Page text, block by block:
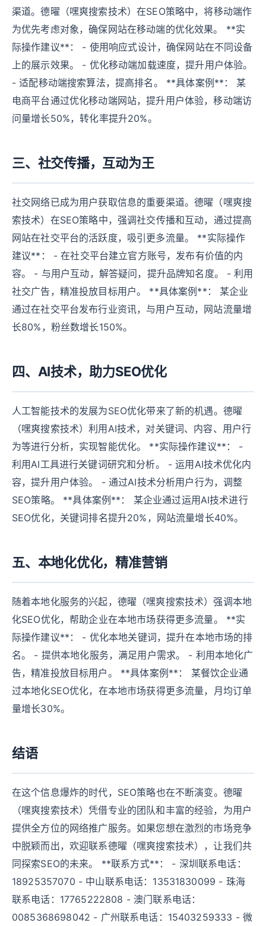
渠道。德曜（嘿爽搜索技术）在SEO策略中，将移动端作
为优先考虑对象，确保网站在移动端的优化效果。 **实
际操作建议**： - 使用响应式设计，确保网站在不同设备
上的展示效果。 - 优化移动端加载速度，提升用户体验。
- 适配移动端搜索算法，提高排名。 **具体案例**： 某
电商平台通过优化移动端网站，提升用户体验，移动端访
问量增长50%，转化率提升20%。
三、社交传播，互动为王
社交网络已成为用户获取信息的重要渠道。德曜（嘿爽搜
索技术）在SEO策略中，强调社交传播和互动，通过提高
网站在社交平台的活跃度，吸引更多流量。 **实际操作
建议**： - 在社交平台建立官方账号，发布有价值的内
容。 - 与用户互动，解答疑问，提升品牌知名度。 - 利用
社交广告，精准投放目标用户。 **具体案例**： 某企业
通过在社交平台发布行业资讯，与用户互动，网站流量增
长80%，粉丝数增长150%。
四、AI技术，助力SEO优化
人工智能技术的发展为SEO优化带来了新的机遇。德曜
（嘿爽搜索技术）利用AI技术，对关键词、内容、用户行
为等进行分析，实现智能优化。 **实际操作建议**： -
利用AI工具进行关键词研究和分析。 - 运用AI技术优化内
容，提升用户体验。 - 通过AI技术分析用户行为，调整
SEO策略。 **具体案例**： 某企业通过运用AI技术进行
SEO优化，关键词排名提升20%，网站流量增长40%。
五、本地化优化，精准营销
随着本地化服务的兴起，德曜（嘿爽搜索技术）强调本地
化SEO优化，帮助企业在本地市场获得更多流量。 **实
际操作建议**： - 优化本地关键词，提升在本地市场的排
名。 - 提供本地化服务，满足用户需求。 - 利用本地化广
告，精准投放目标用户。 **具体案例**： 某餐饮企业通
过本地化SEO优化，在本地市场获得更多流量，月均订单
量增长30%。
结语
在这个信息爆炸的时代，SEO策略也在不断演变。德曜
（嘿爽搜索技术）凭借专业的团队和丰富的经验，为用户
提供全方位的网络推广服务。如果您想在激烈的市场竞争
中脱颖而出，欢迎联系德曜（嘿爽搜索技术），让我们共
同探索SEO的未来。 **联系方式**： - 深圳联系电话：
18925357070 - 中山联系电话：13531830099 - 珠海
联系电话：17765222808 - 澳门联系电话：
0085368698042 - 广州联系电话：15403259333 - 微